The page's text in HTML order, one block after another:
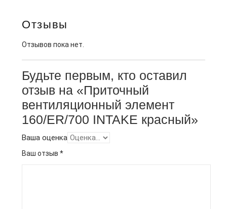
Отзывы
Отзывов пока нет.
Будьте первым, кто оставил
отзыв на «Приточный
вентиляционный элемент
160/ER/700 INTAKE красный»
Ваша оценка
Ваш отзыв *